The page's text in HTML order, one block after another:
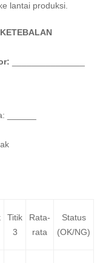
lantai produksi.
______
Titik
3
Rata-
rata
Status
(OK/NG)